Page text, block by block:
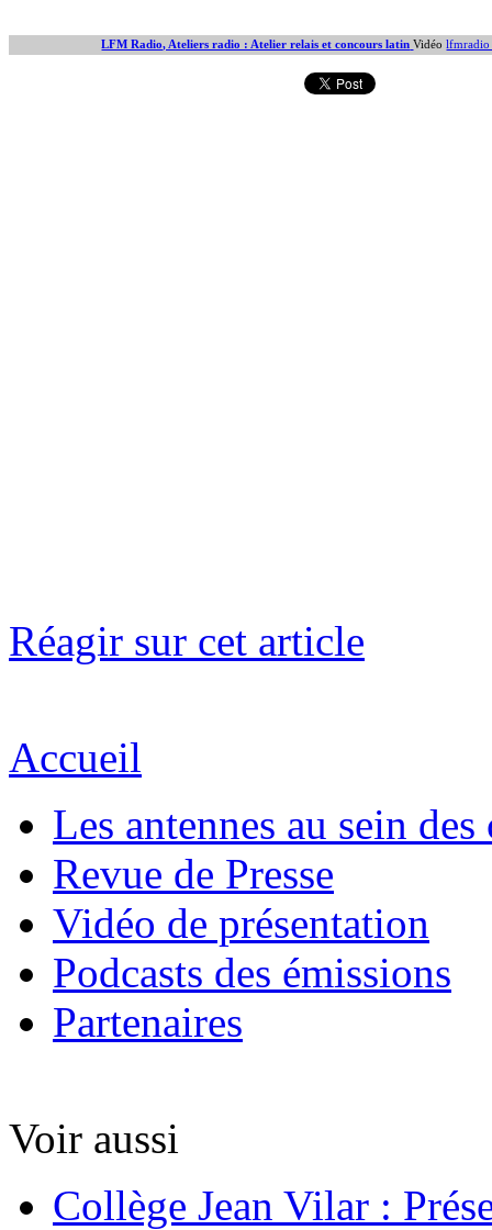
LFM Radio, Ateliers radio : Atelier relais et concours latin Vidéo
Réagir sur cet article
Accueil
Les antennes au sein des
Revue de Presse
Vidéo de présentation
Podcasts des émissions
Partenaires
Voir aussi
Collège Jean Vilar :